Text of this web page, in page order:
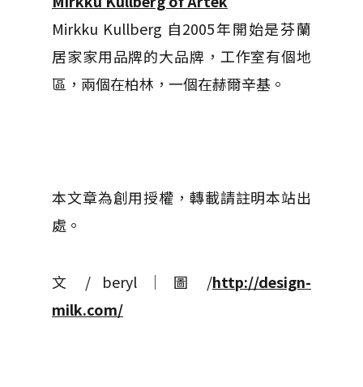
Mirkku Kullberg 自2005年開始是芬蘭
居家家用品牌的大品牌，工作室有個地
區，兩個在柏林，一個在赫爾辛基。
本文章為創用授權，轉載請註明本站出
處。
文 / beryl │ 圖 /http://design-
milk.com/